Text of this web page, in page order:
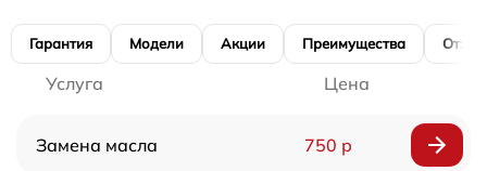
Гарантия Модели Акции Преимущества
Услуга Цена
Замена масла 750 р